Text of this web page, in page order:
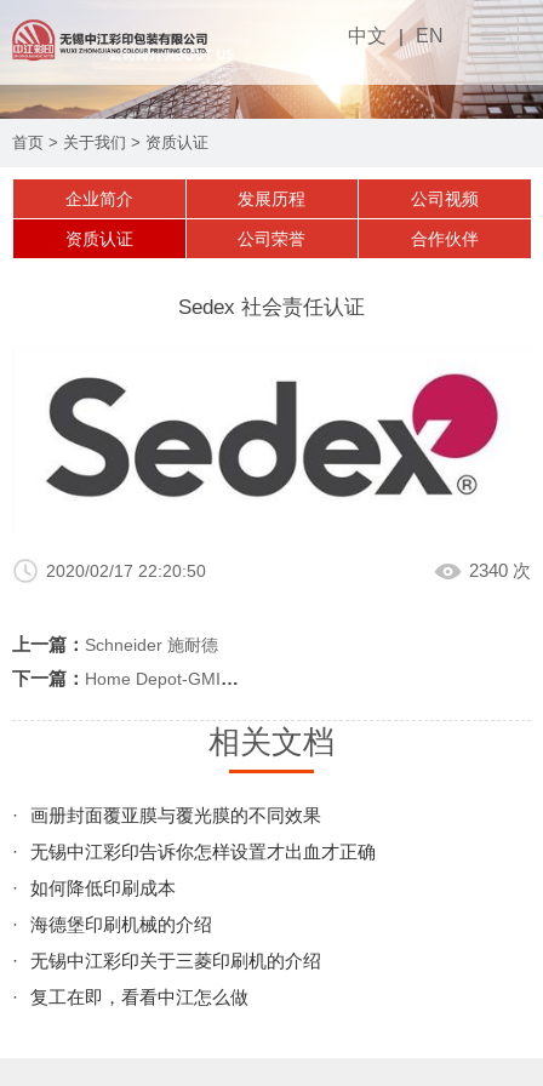
中文 | EN
网站首页
产品介绍
实时动态
联系我们
首页 > 关于我们 > 资质认证
企业简介 发展历程 公司视频
资质认证 公司荣誉 合作伙伴
Sedex 社会责任认证
2020/02/17 22:20:50 2340 次
上一篇： Schneider 施耐德
下一篇： Home Depot-GMI证书
相关文档
·
画册封面覆亚膜与覆光膜的不同效果
·
无锡中江彩印告诉你怎样设置才出血才正确
·
如何降低印刷成本
·
海德堡印刷机械的介绍
·
无锡中江彩印关于三菱印刷机的介绍
·
复工在即，看看中江怎么做